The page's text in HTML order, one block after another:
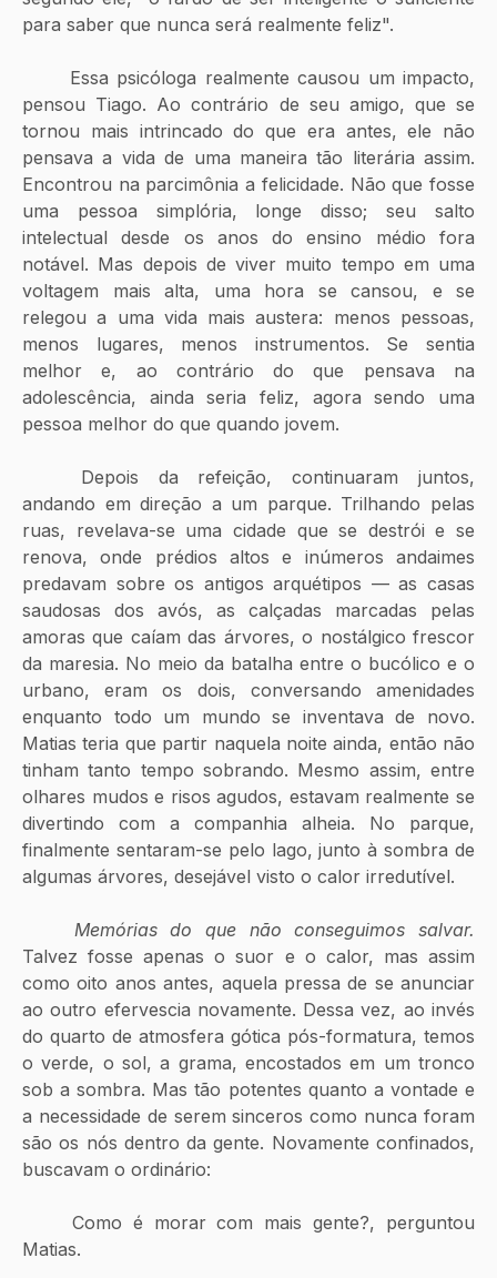
para saber que nunca será realmente feliz".
pensou Tiago. Ao contrário de seu amigo, que se
tornou mais intrincado do que era antes, ele não
pensava a vida de uma maneira tão literária assim.
Encontrou na parcimônia a felicidade. Não que fosse
uma pessoa simplória, longe disso; seu salto
intelectual desde os anos do ensino médio fora
notável. Mas depois de viver muito tempo em uma
voltagem mais alta, uma hora se cansou, e se
relegou a uma vida mais austera: menos pessoas,
menos lugares, menos instrumentos. Se sentia
melhor e, ao contrário do que pensava na
adolescência, ainda seria feliz, agora sendo uma
pessoa melhor do que quando jovem.
andando em direção a um parque. Trilhando pelas
ruas, revelava-se uma cidade que se destrói e se
renova, onde prédios altos e inúmeros andaimes
predavam sobre os antigos arquétipos — as casas
saudosas dos avós, as calçadas marcadas pelas
amoras que caíam das árvores, o nostálgico frescor
da maresia. No meio da batalha entre o bucólico e o
urbano, eram os dois, conversando amenidades
enquanto todo um mundo se inventava de novo.
Matias teria que partir naquela noite ainda, então não
tinham tanto tempo sobrando. Mesmo assim, entre
olhares mudos e risos agudos, estavam realmente se
divertindo com a companhia alheia. No parque,
finalmente sentaram-se pelo lago, junto à sombra de
algumas árvores, desejável visto o calor irredutível.
Memórias do que não conseguimos salvar.
Talvez fosse apenas o suor e o calor, mas assim
como oito anos antes, aquela pressa de se anunciar
ao outro efervescia novamente. Dessa vez, ao invés
do quarto de atmosfera gótica pós-formatura, temos
o verde, o sol, a grama, encostados em um tronco
sob a sombra. Mas tão potentes quanto a vontade e
a necessidade de serem sinceros como nunca foram
são os nós dentro da gente. Novamente confinados,
buscavam o ordinário:
Matias.